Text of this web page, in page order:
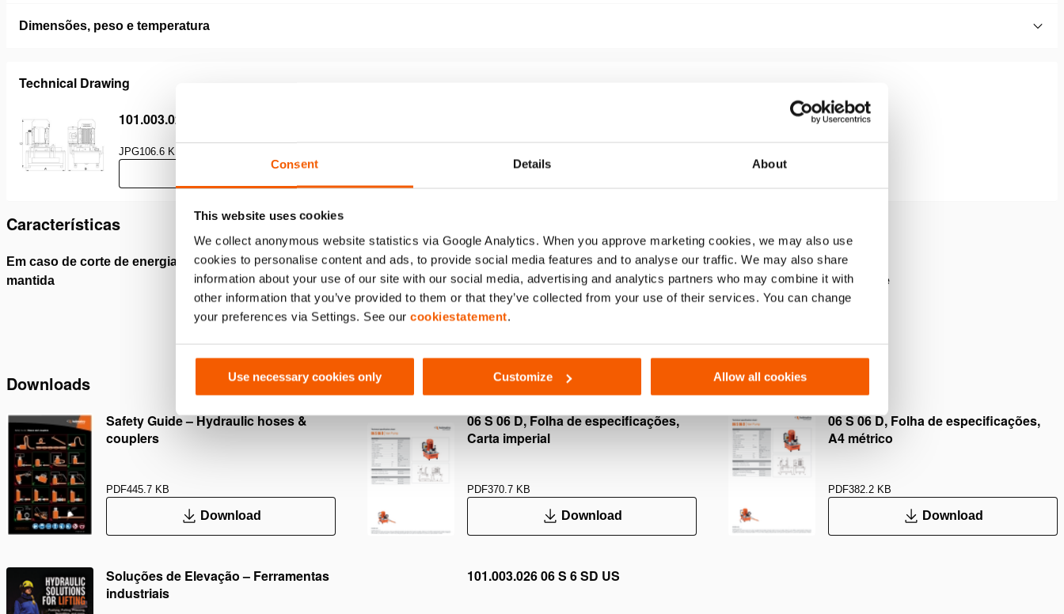
Consent Details About
This website uses cookies
We collect anonymous website statistics via Google Analytics. When you approve marketing cookies, we may also use
cookies to personalise content and ads, to provide social media features and to analyse our traffic. We may also share
information about your use of our site with our social media, advertising and analytics partners who may combine it with
other information that you’ve provided to them or that they’ve collected from your use of their services. You can change
your preferences via Settings. See our cookiestatement.
Use necessary cookies only Customize Allow all cookies
Dimensões, peso e temperatura
Technical Drawing
101.003.026 06 S 6 SD US
JPG106.6 KB
Características
Em caso de corte de energia, a pressão de óleo é
mantida
Protegida contra quedas de pressão através de
uma válvula sem retorno controlada por
pressão
Excluindo válvula de controle de acionamento
simples (M311) ou acionamento duplo (M322 de
M323).
Downloads
Safety Guide – Hydraulic hoses &
couplers
PDF445.7 KB
Download
06 S 06 D, Folha de especificações,
Carta imperial
PDF370.7 KB
Download
06 S 06 D, Folha de especificações,
A4 métrico
PDF382.2 KB
Download
Soluções de Elevação – Ferramentas
industriais
101.003.026 06 S 6 SD US